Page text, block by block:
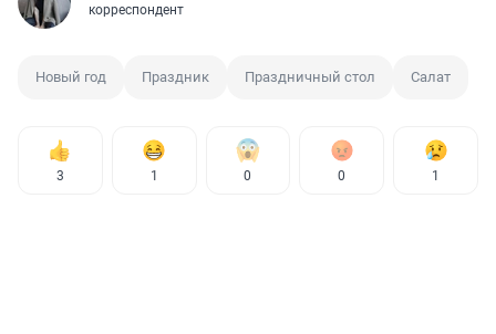
корреспондент
Новый год Праздник Праздничный стол Салат
3 1 0 0 1